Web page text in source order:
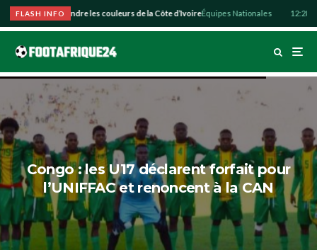
FLASH INFO
souhaite défendre les couleurs de la Côte d’IvoireÉquipes Nationales 12:28
Congo : les U17 déclarent forfait pour
l’UNIFFAC et renoncent à la CAN